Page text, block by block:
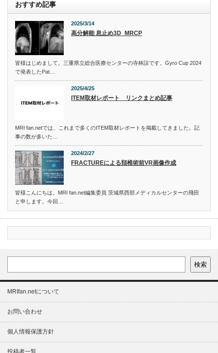
おすすめ記事
2025/3/14
高分解能 息止め3D_MRCP
皆様はじめまして。三重県立総合医療センターの寺林諒です。Gyro Cup 2024
で発表したPat…
2025/4/25
ITEM取材レポート リンクまとめ記事
MRI fan.netでは、これまで多くのITEM取材レポートを掲載してきました。記
事の数が多いた…
2024/2/27
FRACTUREによる頚椎術前VR画像作成
皆様こんにちは。MRI fan.net編集委員 茨城県西部メディカルセンターの飛田
と申します。今回…
検索
MRIfan.netについて
お問い合わせ
個人情報保護方針